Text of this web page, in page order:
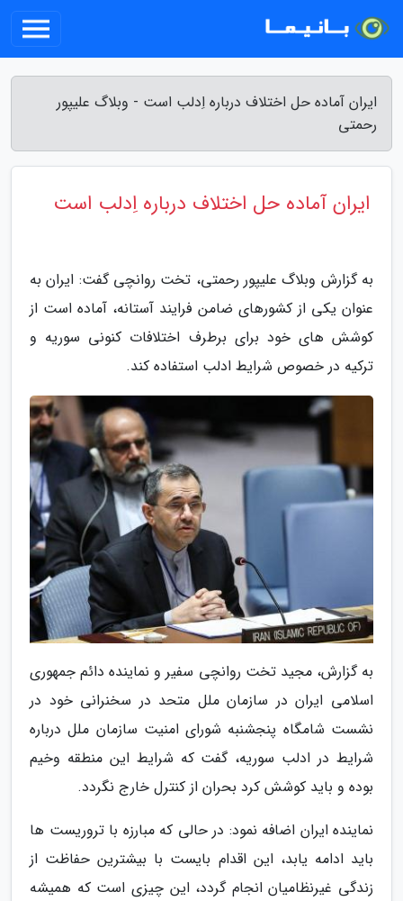
ایران آماده حل اختلاف درباره اِدلب است - وبلاگ علیپور
رحمتی
ایران آماده حل اختلاف درباره اِدلب است
به گزارش وبلاگ علیپور رحمتی، تخت روانچی گفت: ایران به
عنوان یکی از کشورهای ضامن فرایند آستانه، آماده است از
کوشش های خود برای برطرف اختلافات کنونی سوریه و
ترکیه در خصوص شرایط ادلب استفاده کند.
به گزارش، مجید تخت روانچی سفیر و نماینده دائم جمهوری
اسلامی ایران در سازمان ملل متحد در سخنرانی خود در
نشست شامگاه پنجشنبه شورای امنیت سازمان ملل درباره
شرایط در ادلب سوریه، گفت که شرایط این منطقه وخیم
بوده و باید کوشش کرد بحران از کنترل خارج نگردد.
نماینده ایران اضافه نمود: در حالی که مبارزه با تروریست ها
باید ادامه یابد، این اقدام بایست با بیشترین حفاظت از
زندگی غیرنظامیان انجام گردد، این چیزی است که همیشه